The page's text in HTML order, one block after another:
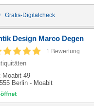
Gratis-Digitalcheck
Design Marco Degen
1 Bewertung
Moabit 49
Berlin - Moabit